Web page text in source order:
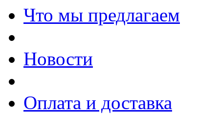
Что мы предлагаем
Новости
Оплата и доставка